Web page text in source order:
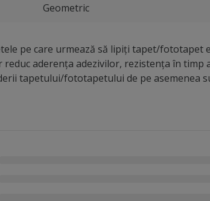
Geometric
pe care urmează să lipiți tapet/fototapet
aderența adezivilor, rezistența în timp
tapetului/fototapetului de pe asemenea